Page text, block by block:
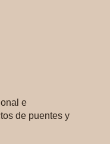
e
de puentes y